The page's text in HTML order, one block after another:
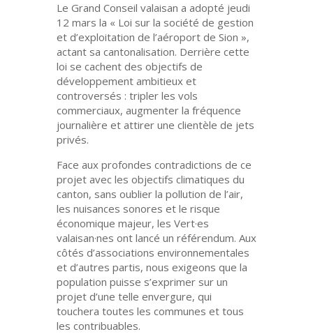
Le Grand Conseil valaisan a adopté jeudi
12 mars la « Loi sur la société de gestion
et d’exploitation de l’aéroport de Sion »,
actant sa cantonalisation. Derrière cette
loi se cachent des objectifs de
développement ambitieux et
controversés : tripler les vols
commerciaux, augmenter la fréquence
journalière et attirer une clientèle de jets
privés.
Face aux profondes contradictions de ce
projet avec les objectifs climatiques du
canton, sans oublier la pollution de l’air,
les nuisances sonores et le risque
économique majeur, les Vert·es
valaisan·nes ont lancé un référendum. Aux
côtés d’associations environnementales
et d’autres partis, nous exigeons que la
population puisse s’exprimer sur un
projet d’une telle envergure, qui
touchera toutes les communes et tous
les contribuables.